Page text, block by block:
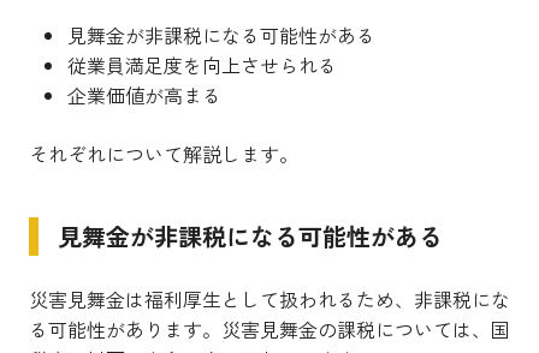
見舞金が非課税になる可能性がある
従業員満足度を向上させられる
企業価値が高まる
それぞれについて解説します。
見舞金が非課税になる可能性がある
災害見舞金は福利厚生として扱われるため、非課税にな
る可能性があります。災害見舞金の課税については、国